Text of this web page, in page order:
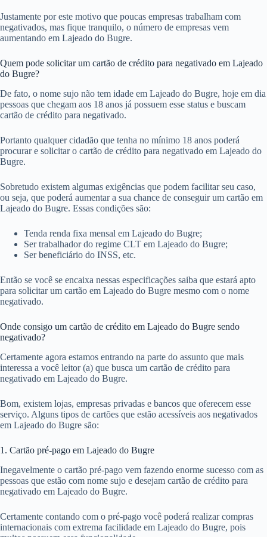
Justamente por este motivo que poucas empresas trabalham com
negativados, mas fique tranquilo, o número de empresas vem
aumentando em Lajeado do Bugre.
Quem pode solicitar um cartão de crédito para negativado em Lajeado
do Bugre?
De fato, o nome sujo não tem idade em Lajeado do Bugre, hoje em dia
pessoas que chegam aos 18 anos já possuem esse status e buscam
cartão de crédito para negativado.
Portanto qualquer cidadão que tenha no mínimo 18 anos poderá
procurar e solicitar o cartão de crédito para negativado em Lajeado do
Bugre.
Sobretudo existem algumas exigências que podem facilitar seu caso,
ou seja, que poderá aumentar a sua chance de conseguir um cartão em
Lajeado do Bugre. Essas condições são:
Tenda renda fixa mensal em Lajeado do Bugre;
Ser trabalhador do regime CLT em Lajeado do Bugre;
Ser beneficiário do INSS, etc.
Então se você se encaixa nessas especificações saiba que estará apto
para solicitar um cartão em Lajeado do Bugre mesmo com o nome
negativado.
Onde consigo um cartão de crédito em Lajeado do Bugre sendo
negativado?
Certamente agora estamos entrando na parte do assunto que mais
interessa a você leitor (a) que busca um cartão de crédito para
negativado em Lajeado do Bugre.
Bom, existem lojas, empresas privadas e bancos que oferecem esse
serviço. Alguns tipos de cartões que estão acessíveis aos negativados
em Lajeado do Bugre são:
1. Cartão pré-pago em Lajeado do Bugre
Inegavelmente o cartão pré-pago vem fazendo enorme sucesso com as
pessoas que estão com nome sujo e desejam cartão de crédito para
negativado em Lajeado do Bugre.
Certamente contando com o pré-pago você poderá realizar compras
internacionais com extrema facilidade em Lajeado do Bugre, pois